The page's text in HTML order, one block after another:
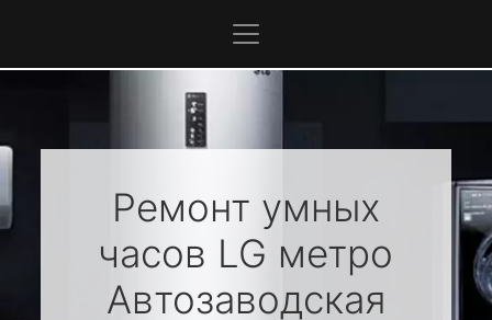
Ремонт умных
часов LG метро
Автозаводская